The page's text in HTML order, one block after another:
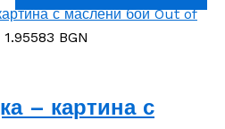
Out of
BGN
– картина с